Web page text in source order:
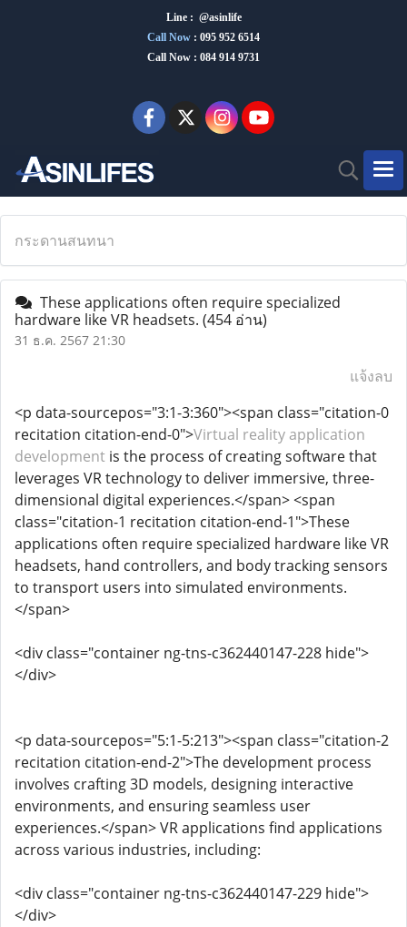
Line : @asinlife
Call Now : 095 952 6514
Call Now : 084 914 9731
กระดานสนทนา
These applications often require specialized
hardware like VR headsets. (454 อ่าน)
31 ธ.ค. 2567 21:30
แจ้งลบ
<p data-sourcepos="3:1-3:360"><span class="citation-0
recitation citation-end-0">Virtual reality application
development is the process of creating software that
leverages VR technology to deliver immersive, three-
dimensional digital experiences.</span> <span
class="citation-1 recitation citation-end-1">These
applications often require specialized hardware like VR
headsets, hand controllers, and body tracking sensors
to transport users into simulated environments.
</span>
<div class="container ng-tns-c362440147-228 hide">
</div>
<p data-sourcepos="5:1-5:213"><span class="citation-2
recitation citation-end-2">The development process
involves crafting 3D models, designing interactive
environments, and ensuring seamless user
experiences.</span> VR applications find applications
across various industries, including:
<div class="container ng-tns-c362440147-229 hide">
</div>